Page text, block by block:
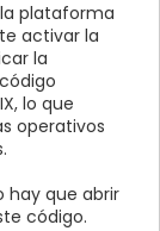
plataforma
activar la
la
lo que
operativos
hay que abrir
código.